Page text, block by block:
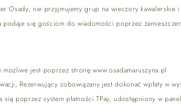
Osady, nie przyjmujemy grup na wieczory kawalerskie i
podaje się gościom do wiadomości poprzez
jest poprzez stronę www.osadamaruszyna.pl
Rezerwujący zobowiązany jest dokonać wpłaty w
się poprzez system płatności TPay, udostępniony w